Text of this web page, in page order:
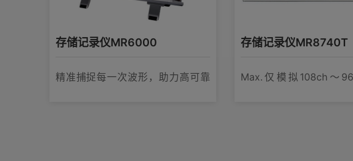
在线培训视频
软件下载
存储记录仪MR6000
精准捕捉每一次波形，助力高可靠
存储记录仪MR8740T
Max.仅模拟108ch〜